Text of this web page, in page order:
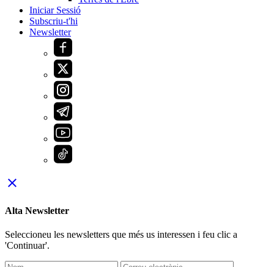
Iniciar Sessió
Subscriu-t'hi
Newsletter
close
Alta Newsletter
Seleccioneu les newsletters que més us interessen i feu clic a
'Continuar'.